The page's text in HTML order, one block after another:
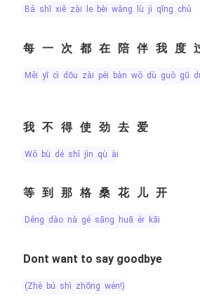
bǎ shī xiě zài le bèi wàng lù jì qīng chǔ
每一次都在陪伴我度
měi yī cì dōu zài péi bàn wǒ dù guò gū
我不得使劲去爱
wǒ bù dé shǐ jìn qù ài
等到那格桑花儿开
děng dào nà gé sāng huā ér kāi
Dont want to say goodbye
(zhè bú shì zhōng wén!)